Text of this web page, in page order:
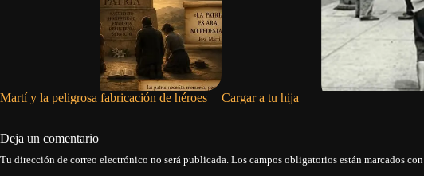
Martí y la peligrosa fabricación de héroes Cargar a tu hija
Deja un comentario
Tu dirección de correo electrónico no será publicada. Los campos obligatorios están marcados con